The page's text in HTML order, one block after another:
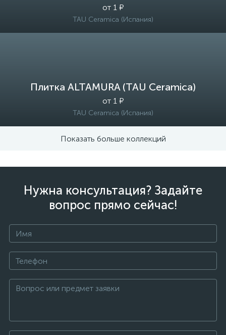
от 1 ₽
TAU Ceramica (Испания)
Плитка ALTAMURA (TAU Ceramica)
от 1 ₽
TAU Ceramica (Испания)
Показать больше коллекций
Нужна консультация? Задайте
вопрос прямо сейчас!